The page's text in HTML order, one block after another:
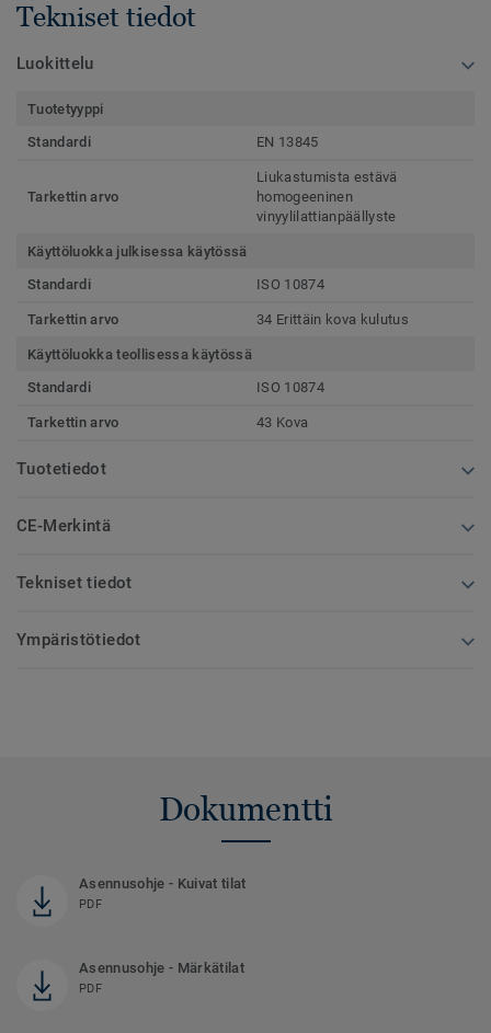
Tekniset tiedot
Luokittelu
Tuotetyyppi
Standardi
EN 13845
Tarkettin arvo
Liukastumista estävä
homogeeninen
vinyylilattianpäällyste
Käyttöluokka julkisessa käytössä
Standardi
ISO 10874
Tarkettin arvo 34 Erittäin kova kulutus
Käyttöluokka teollisessa käytössä
Standardi
ISO 10874
Tarkettin arvo 43 Kova
Tuotetiedot
CE-Merkintä
Tekniset tiedot
Ympäristötiedot
Dokumentti
Asennusohje - Kuivat tilat
PDF
Asennusohje - Märkätilat
PDF